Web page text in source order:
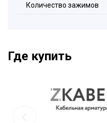
Количество зажимов
Где купить